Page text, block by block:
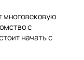
многовековую
с
начать с